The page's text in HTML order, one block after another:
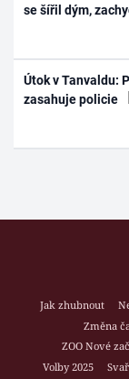
se šířil dým,
Útok v Tanvaldu:
zasahuje policie
Jak zhubnout
Změna
ZOO Nové
Volby 2025